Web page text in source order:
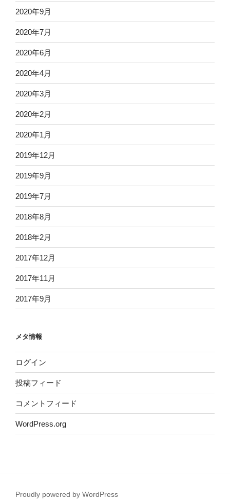
2020年9月
2020年7月
2020年6月
2020年4月
2020年3月
2020年2月
2020年1月
2019年12月
2019年9月
2019年7月
2018年8月
2018年2月
2017年12月
2017年11月
2017年9月
メタ情報
ログイン
投稿フィード
コメントフィード
WordPress.org
Proudly powered by WordPress